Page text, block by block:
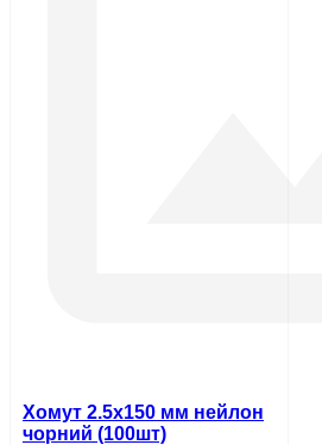
Хомут 2.5х150 мм нейлон
чорний (100шт)